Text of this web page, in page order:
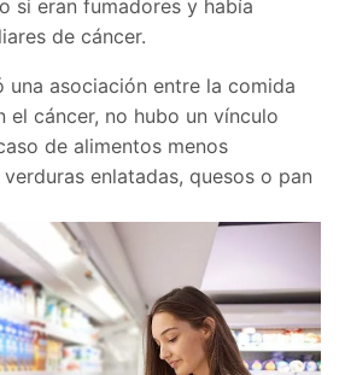
si eran fumadores y había
de cáncer.
una asociación entre la comida
el cáncer, no hubo un vínculo
de alimentos menos
enlatadas, quesos o pan